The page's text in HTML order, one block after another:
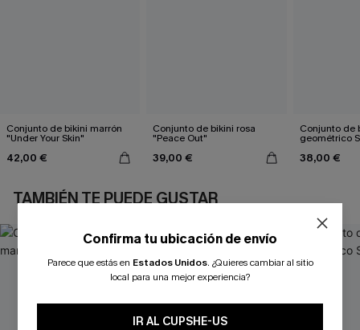
Conjunto de bikini marrón
"Under Your Skin"
42,00 €
Conjunto de bikini rosa
"Peace Out"
39,00 €
Conjunto de
geométrico
38,00 €
TAMBIÉN TE PUEDE GUSTAR
Confirma tu ubicación de envío
Parece que estás en Estados Unidos. ¿Quieres cambiar al sitio
local para una mejor experiencia?
IR AL CUPSHE-US